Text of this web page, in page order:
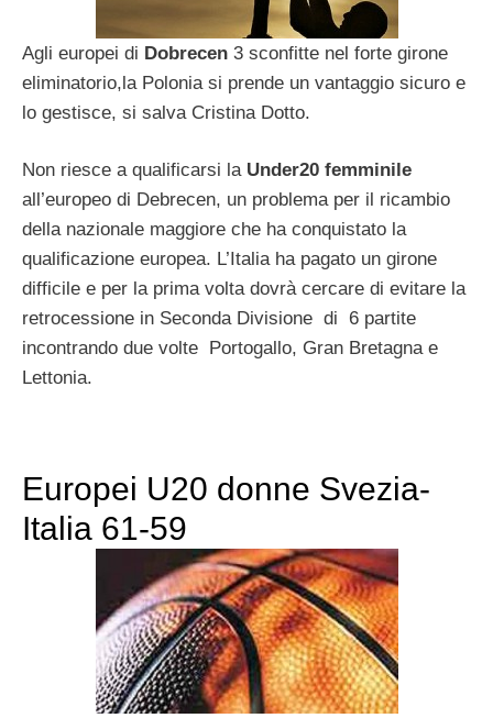
Agli europei di Dobrecen 3 sconfitte nel forte girone
eliminatorio,la Polonia si prende un vantaggio sicuro e
lo gestisce, si salva Cristina Dotto.
Non riesce a qualificarsi la Under20 femminile
all’europeo di Debrecen, un problema per il ricambio
della nazionale maggiore che ha conquistato la
qualificazione europea. L’Italia ha pagato un girone
difficile e per la prima volta dovrà cercare di evitare la
retrocessione in Seconda Divisione di 6 partite
incontrando due volte Portogallo, Gran Bretagna e
Lettonia.
Europei U20 donne Svezia-
Italia 61-59